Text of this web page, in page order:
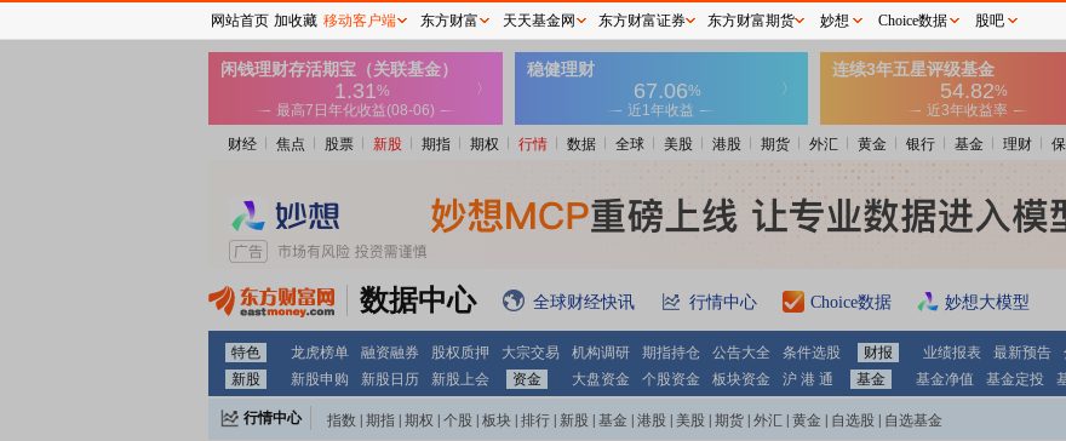
财经 焦点 股票 新股 期指 期权 行情 数据 全球 美股 港股 期货 外汇 黄金 银行 基金 理财
数据中心 全球财经快讯 行情中心 Choice数据 妙想大模型
特色 龙虎榜单 融资融券 股权质押 大宗交易 机构调研 期指持仓 公告大全 条件选股 财报 业绩报表 最新预告
新股
新股申购 新股日历 新股上会 资金 大盘资金 个股资金 板块资金 沪 港 通 基金 基金净值 基金定投
行情中心 指数 期指 期权 个股 板块 排行 新股 基金 港股 美股 期货 外汇 黄金 自选股 自选基金
网站首页 加收藏 移动客户端 东方财富 天天基金网 东方财富证券 东方财富期货 妙想 Choice数据 股吧